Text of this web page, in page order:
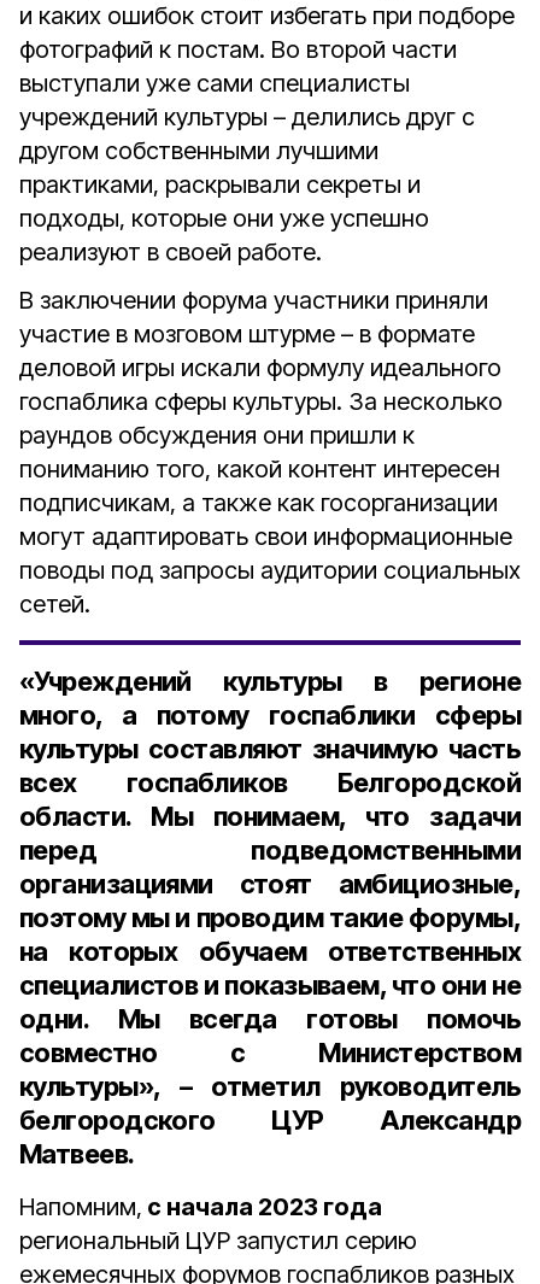
и каких ошибок стоит избегать при подборе
фотографий к постам. Во второй части
выступали уже сами специалисты
учреждений культуры – делились друг с
другом собственными лучшими
практиками, раскрывали секреты и
подходы, которые они уже успешно
реализуют в своей работе.
В заключении форума участники приняли
участие в мозговом штурме – в формате
деловой игры искали формулу идеального
госпаблика сферы культуры. За несколько
раундов обсуждения они пришли к
пониманию того, какой контент интересен
подписчикам, а также как госорганизации
могут адаптировать свои информационные
поводы под запросы аудитории социальных
сетей.
«Учреждений культуры в регионе
много, а потому госпаблики сферы
культуры составляют значимую часть
всех госпабликов Белгородской
области. Мы понимаем, что задачи
перед подведомственными
организациями стоят амбициозные,
поэтому мы и проводим такие форумы,
на которых обучаем ответственных
специалистов и показываем, что они не
одни. Мы всегда готовы помочь
совместно с Министерством
культуры», – отметил руководитель
белгородского ЦУР Александр
Матвеев.
Напомним, с начала 2023 года
региональный ЦУР запустил серию
ежемесячных форумов госпабликов разных